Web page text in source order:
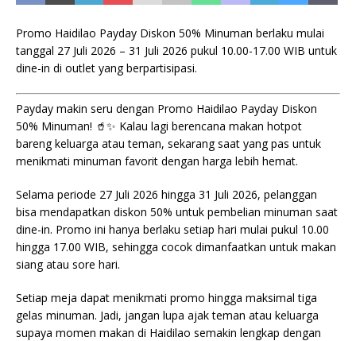
Promo Haidilao Payday Diskon 50% Minuman berlaku mulai
tanggal 27 Juli 2026 – 31 Juli 2026 pukul 10.00-17.00 WIB untuk
dine-in di outlet yang berpartisipasi.
Payday makin seru dengan Promo Haidilao Payday Diskon
50% Minuman! 🥤✨ Kalau lagi berencana makan hotpot
bareng keluarga atau teman, sekarang saat yang pas untuk
menikmati minuman favorit dengan harga lebih hemat.
Selama periode 27 Juli 2026 hingga 31 Juli 2026, pelanggan
bisa mendapatkan diskon 50% untuk pembelian minuman saat
dine-in. Promo ini hanya berlaku setiap hari mulai pukul 10.00
hingga 17.00 WIB, sehingga cocok dimanfaatkan untuk makan
siang atau sore hari.
Setiap meja dapat menikmati promo hingga maksimal tiga
gelas minuman. Jadi, jangan lupa ajak teman atau keluarga
supaya momen makan di Haidilao semakin lengkap dengan